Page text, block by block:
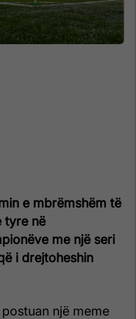
e mbrëmshëm të
tyre në
me një seri
i drejtoheshin
një meme